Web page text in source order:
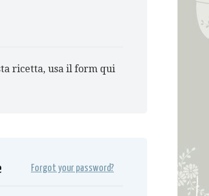
ricetta, usa il form qui
Forgot your password?